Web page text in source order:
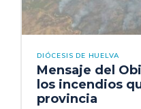
DIÓCESIS DE HUELVA
Mensaje del
los incendios
provincia